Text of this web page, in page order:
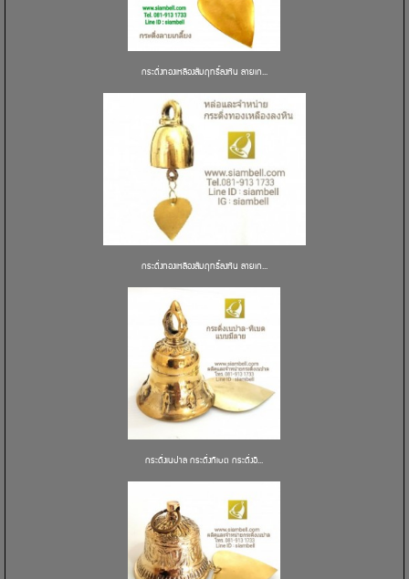
กระดิ่งทองเหลืองสัมฤทธิ์ลงหิน ลายเก...
กระดิ่งทองเหลืองสัมฤทธิ์ลงหิน ลายเก...
กระดิ่งเนปาล กระดิ่งทิเบต กระดิ่งอิ...